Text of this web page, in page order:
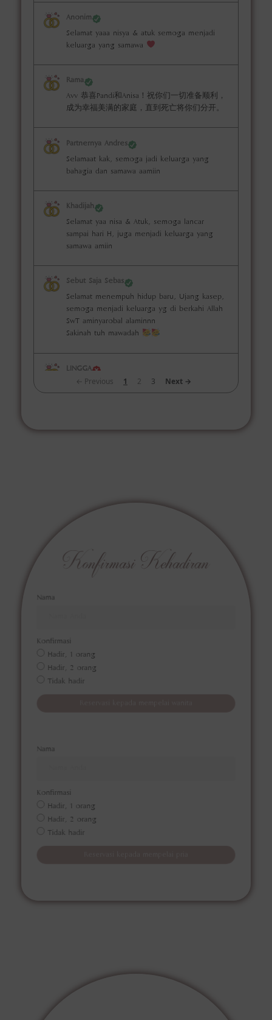
Anonim
Selamat yaaa nisya & atuk semoga menjadi
keluarga yang samawa
Rama
Avv 恭喜Pandi和Anisa！祝你们一切准备顺利，
成为幸福美满的家庭，直到死亡将你们分开。
Partnernya Andres
Selamaat kak, semoga jadi keluarga yang
bahagia dan samawa aamiin
Khadijah
Selamat yaa nisa & Atuk, semoga lancar
sampai hari H, juga menjadi keluarga yang
samawa amiin
Sebut Saja Sebas
Selamat menempuh hidup baru, Ujang kasep,
semoga menjadi keluarga yg di berkahi Allah
SwT aminyarobal alaminnn
Sakinah tuh mawadah
LINGGA
Semoga lancar, sukses dan selalu dalam
← Previous 1 2 3 Next →
Konfirmasi Kehadiran
Nama
Konfirmasi
Hadir, 1 orang
Hadir, 2 orang
Tidak hadir
Nama
Konfirmasi
Hadir, 1 orang
Hadir, 2 orang
Tidak hadir